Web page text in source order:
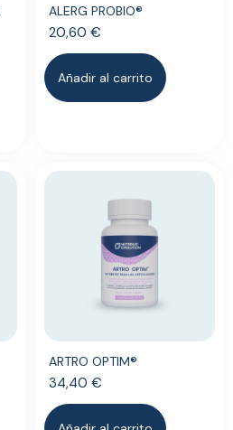
ALERG PROBIO®
20,60 €
Añadir al carrito
ARTRO OPTIM®
34,40 €